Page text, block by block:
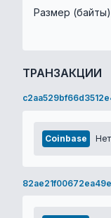
Размер (байты)
ТРАНЗАКЦИИ
Coinbase